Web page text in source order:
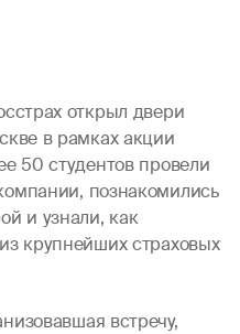
открыл двери
в рамках акции
50 студентов провели
познакомились
и узнали, как
крупнейших страховых
встречу,